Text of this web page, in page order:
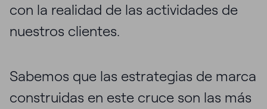
con la realidad de las actividades de
nuestros clientes.
Sabemos que las estrategias de marca
construidas en este cruce son las más